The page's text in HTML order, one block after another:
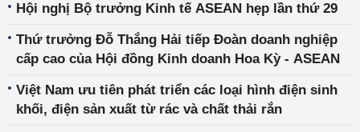
Hội nghị Bộ trưởng Kinh tế ASEAN hẹp lần thứ 29
Thứ trưởng Đỗ Thắng Hải tiếp Đoàn doanh nghiệp
cấp cao của Hội đồng Kinh doanh Hoa Kỳ - ASEAN
Việt Nam ưu tiên phát triển các loại hình điện sinh
khối, điện sản xuất từ rác và chất thải rắn